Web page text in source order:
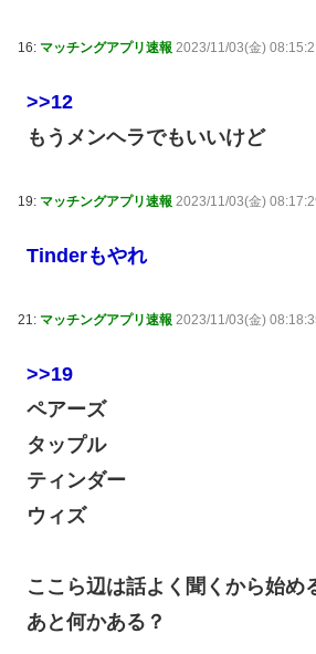
16: マッチングアプリ速報 2023/11/03(金)
>>12
もうメンヘラでもいいけど
19: マッチングアプリ速報 2023/11/03(金)
Tinderもやれ
21: マッチングアプリ速報 2023/11/03(金)
>>19
ペアーズ
タップル
ティンダー
ウィズ
ここら辺は話よく聞くから始め
あと何かある？